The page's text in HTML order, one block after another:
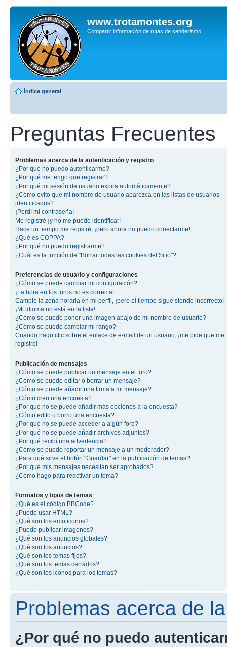
www.trotamontes.org
Compartir información de rutas de senderismo
Índice general
Preguntas Frecuentes
Problemas acerca de la autenticación y registro
¿Por qué no puedo autenticarme?
¿Por qué me tengo que registrar?
¿Por qué mi sesión de usuario expira automáticamente?
¿Cómo evito que mi nombre de usuario aparezca en las listas de usuarios
identificados?
¡Perdí mi contraseña!
Me registré ¡y no me puedo identificar!
Hace un tiempo me registré, ¡pero ahora no puedo conectarme!
¿Qué es COPPA?
¿Por qué no puedo registrarme?
¿Cuál es la función de "Borrar todas las cookies del Sitio"?
Preferencias de usuario y configuraciones
¿Cómo se puede cambiar mi configuración?
¡La hora en los foros no es correcta!
Cambié la zona horaria en mi perfil, ¡pero el tiempo sigue siendo incorrecto!
¡Mi idioma no está en la lista!
¿Cómo se puede poner una imagen abajo de mi nombre de usuario?
¿Cómo se puede cambiar mi rango?
Cuando hago clic sobre el enlace de e-mail de un usuario, ¡me pide que me
registre!
Publicación de mensajes
¿Cómo se puede publicar un mensaje en el foro?
¿Cómo se puede editar o borrar un mensaje?
¿Cómo se puede añadir una firma a mi mensaje?
¿Cómo creo una encuesta?
¿Por qué no se puede añadir más opciones a la encuesta?
¿Cómo edito o borro una encuesta?
¿Por qué no se puede acceder a algún foro?
¿Por qué no se puede añadir archivos adjuntos?
¿Por qué recibí una advertencia?
¿Cómo se puede reportar un mensaje a un moderador?
¿Para qué sirve el botón "Guardar" en la publicación de temas?
¿Por qué mis mensajes necesitan ser aprobados?
¿Cómo hago para reactivar un tema?
Formatos y tipos de temas
¿Qué es el código BBCode?
¿Puedo usar HTML?
¿Qué son los emoticonos?
¿Puedo publicar imagenes?
¿Qué son los anuncios globales?
¿Qué son los anuncios?
¿Qué son los temas fijos?
¿Qué son los temas cerrados?
¿Qué son los iconos para los temas?
Problemas acerca de
¿Por qué no puedo